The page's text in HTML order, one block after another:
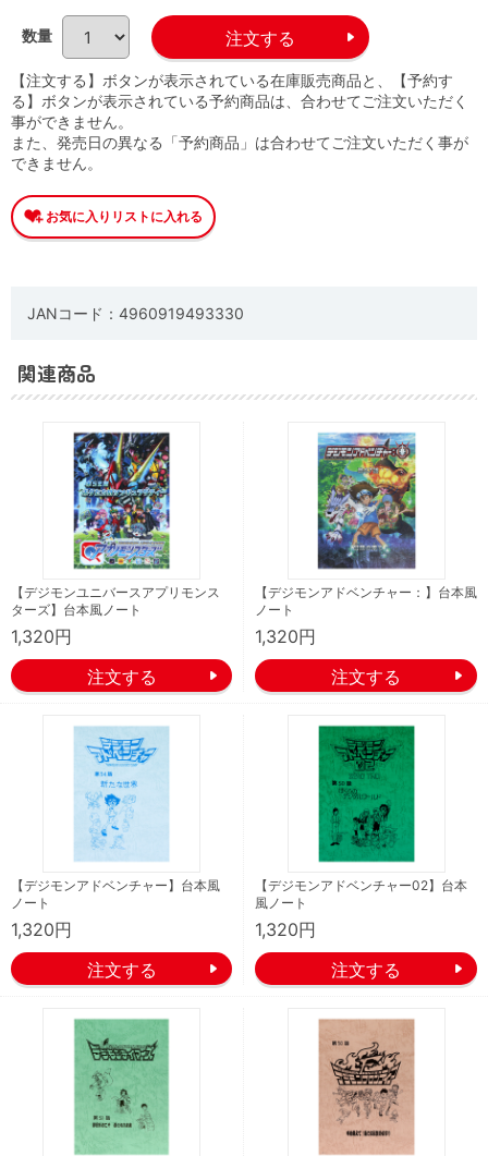
数量
【注文する】ボタンが表示されている在庫販売商品と、【予約す
る】ボタンが表示されている予約商品は、合わせてご注文いただく
事ができません。
また、発売日の異なる「予約商品」は合わせてご注文いただく事が
できません。
JANコード：4960919493330
関連商品
【デジモンユニバースアプリモンス
ターズ】台本風ノート
1,320円
【デジモンアドベンチャー：】台本風
ノート
1,320円
【デジモンアドベンチャー】台本風
ノート
1,320円
【デジモンアドベンチャー02】台本
風ノート
1,320円